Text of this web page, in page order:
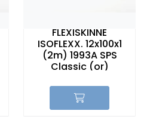
FLEXISKINNE
ISOFLEXX. 12x100x1
(2m) 1993A SPS
Classic (or)